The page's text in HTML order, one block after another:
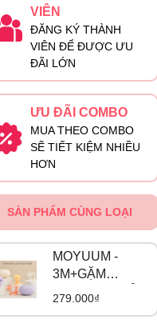
VIÊN
ĐĂNG KÝ THÀNH
VIÊN ĐỂ ĐƯỢC ƯU
ĐÃI LỚN
ƯU ĐÃI COMBO
MUA THEO COMBO
SẼ TIẾT KIỆM NHIỀU
HƠN
SẢN PHẨM CÙNG LOẠI
MOYUUM -
3M+GẶM
NƯỚU SƯ TỬ
279.000₫